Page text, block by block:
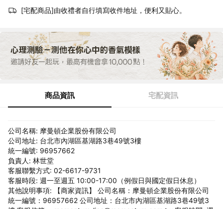
[宅配商品]由收禮者自行填寫收件地址，便利又貼心。
商品資訊 宅配資訊
公司名稱: 摩曼頓企業股份有限公司
公司地址: 台北市內湖區基湖路3巷49號3樓
統一編號: 96957662
負責人: 林世堂
客服聯繫方式: 02-6617-9731
客服時段: 週一至週五 10:00-17:00（例假日與國定假日休息）
其他說明事項: 【商家資訊】 公司名稱：摩曼頓企業股份有限公司
統一編號：96957662 公司地址：台北市內湖區基湖路3巷49號3